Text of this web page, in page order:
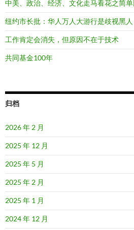
中美、政治、经济、文化走马看花之简
纽约市长批：华人万人大游行是歧视黑人
工作肯定会消失，但原因不在于技术
共同基金100年
归档
2026 年 2 月
2025 年 12 月
2025 年 5 月
2025 年 2 月
2025 年 1 月
2024 年 12 月